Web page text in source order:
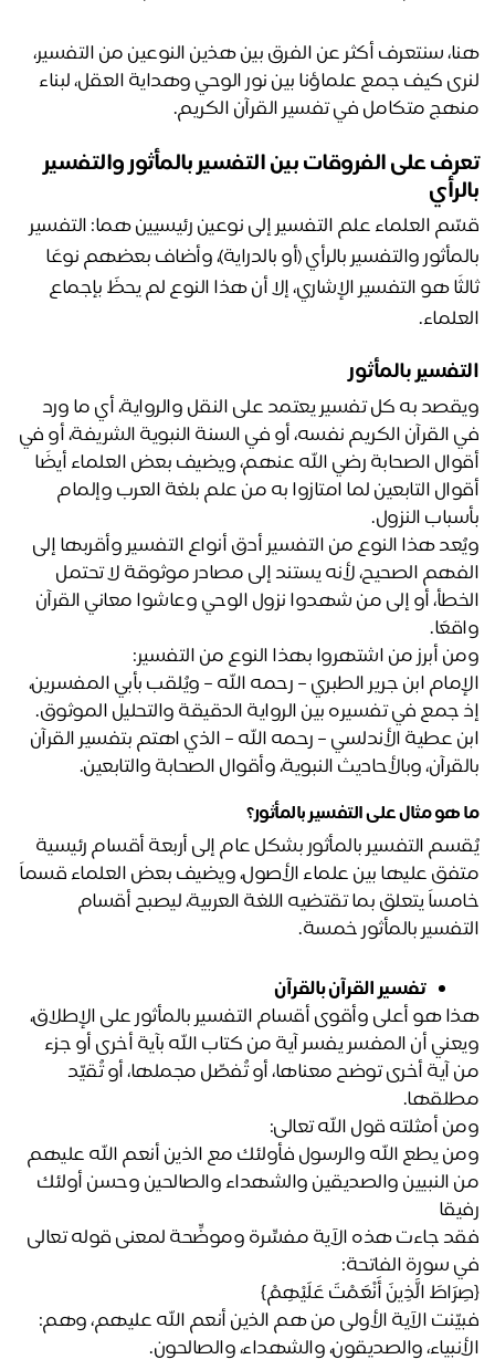
هنا، سنتعرف أكثر عن الفرق بين هذين النوعين من التفسير،
لنرى كيف جمع علماؤنا بين نور الوحي وهداية العقل، لبناء
متكامل في تفسير القرآن الكريم.
تعرف على الفروقات بين التفسير بالمأثور والتفسير
قسّم العلماء علم التفسير إلى نوعين رئيسيين هما: التفسير
بالمأثور والتفسير بالرأي (أو بالدراية)، وأضاف بعضهم نوعًا
ثالثًا هو التفسير الإشاري، إلا أن هذا النوع لم يحظَ بإجماع
بالمأثور
ويقصد به كل تفسير يعتمد على النقل والرواية، أي ما ورد
أقوال الصحابة رضي الله عنهم، ويضيف بعض العلماء أيضًا
أقوال التابعين لما امتازوا به من علم بلغة العرب وإلمام
النزول.
ويُعد هذا النوع من التفسير أدق أنواع التفسير وأقربها إلى
الفهم الصحيح، لأنه يستند إلى مصادر موثوقة لا تحتمل
الخطأ، أو إلى من شهدوا نزول الوحي وعاشوا معاني القرآن
أبرز من اشتهروا بهذا النوع من التفسير:
الإمام ابن جرير الطبري – رحمه الله – ويُلقب بأبي المفسرين،
جمع في تفسيره بين الرواية الدقيقة والتحليل الموثوق.
ابن عطية الأندلسي – رحمه الله – الذي اهتم بتفسير القرآن
وبالأحاديث النبوية، وأقوال الصحابة والتابعين.
هو مثال على التفسير بالمأثور؟
يُقسم التفسير بالمأثور بشكل عام إلى أربعة أقسام رئيسية
متفق عليها بين علماء الأصول، ويضيف بعض العلماء قسماً
خامساً يتعلق بما تقتضيه اللغة العربية، ليصبح أقسام
بالمأثور خمسة.
تفسير القرآن بالقرآن
هذا هو أعلى وأقوى أقسام التفسير بالمأثور على الإطلاق،
ويعني أن المفسر يفسر آية من كتاب الله بآية أخرى أو جزء
من آية أخرى توضح معناها، أو تُفصّل مجملها، أو تُقيّد
أمثلته قول الله تعالى:
ومن يطع الله والرسول فأولئك مع الذين أنعم الله عليهم
من النبيين والصديقين والشهداء والصالحين وحسن أولئك
فقد جاءت هذه الآية مفسِّرة وموضِّحة لمعنى قوله تعالى
سورة الفاتحة:
الَّذِينَ أَنْعَمْتَ عَلَيْهِمْ}
فبيّنت الآية الأولى من هم الذين أنعم الله عليهم، وهم:
والصديقون، والشهداء، والصالحون.